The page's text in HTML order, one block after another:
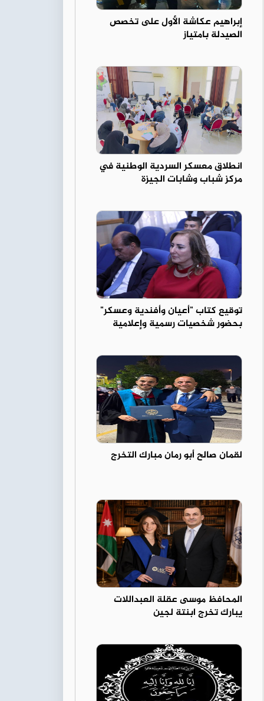
إبراهيم عكاشة الأول على تخصص
الصيدلة بامتياز
انطلاق معسكر السردية الوطنية في
مركز شباب وشابات الجيزة
توقيع كتاب "أعيان وأفندية وعسكر"
بحضور شخصيات رسمية وإعلامية
لقمان صالح أبو رمان مبارك التخرج
المحافظ موسى عقلة العبداللات
يبارك تخرج ابنتة لجين